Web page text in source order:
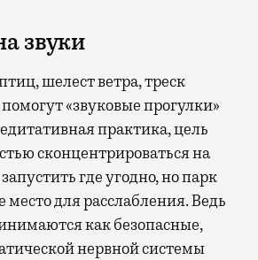
звуки
шелест ветра, треск
«звуковые прогулки»
практика, цель
сконцентрироваться на
где угодно, но парк
для расслабления. Ведь
как безопасные,
нервной системы